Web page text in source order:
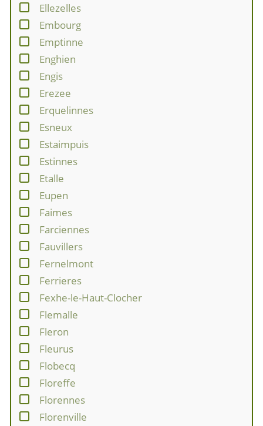
Ellezelles
Embourg
Emptinne
Enghien
Engis
Erezee
Erquelinnes
Esneux
Estaimpuis
Estinnes
Etalle
Eupen
Faimes
Farciennes
Fauvillers
Fernelmont
Ferrieres
Fexhe-le-Haut-Clocher
Flemalle
Fleron
Fleurus
Flobecq
Floreffe
Florennes
Florenville